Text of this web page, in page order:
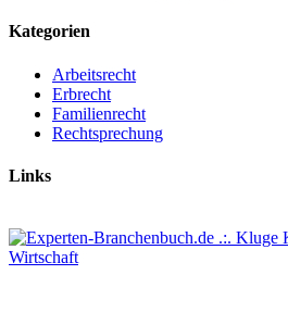
Kategorien
Arbeitsrecht
Erbrecht
Familienrecht
Rechtsprechung
Links